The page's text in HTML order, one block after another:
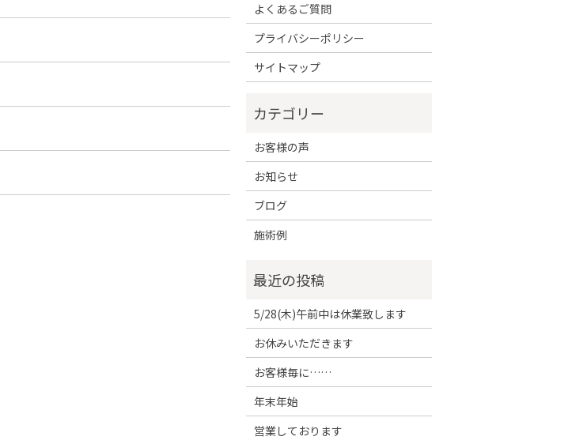
よくあるご質問
プライバシーポリシー
サイトマップ
お客様の声
お知らせ
ブログ
施術例
5/28(木)午前中は休業致します
お休みいただきます
お客様毎に……
年末年始
営業しております